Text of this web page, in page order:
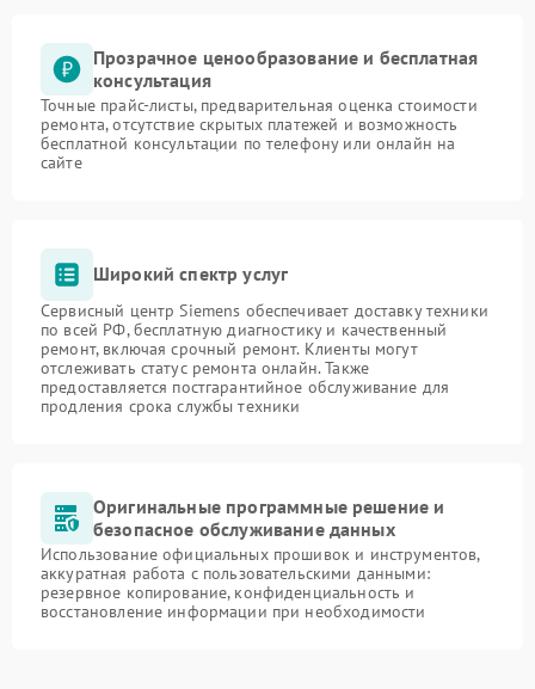
Прозрачное ценообразование и бесплатная
консультация
Точные прайс-листы, предварительная оценка стоимости
ремонта, отсутствие скрытых платежей и возможность
бесплатной консультации по телефону или онлайн на
сайте
Широкий спектр услуг
Сервисный центр Siemens обеспечивает доставку техники
по всей РФ, бесплатную диагностику и качественный
ремонт, включая срочный ремонт. Клиенты могут
отслеживать статус ремонта онлайн. Также
предоставляется постгарантийное обслуживание для
продления срока службы техники
Оригинальные программные решение и
безопасное обслуживание данных
Использование официальных прошивок и инструментов,
аккуратная работа с пользовательскими данными:
резервное копирование, конфиденциальность и
восстановление информации при необходимости